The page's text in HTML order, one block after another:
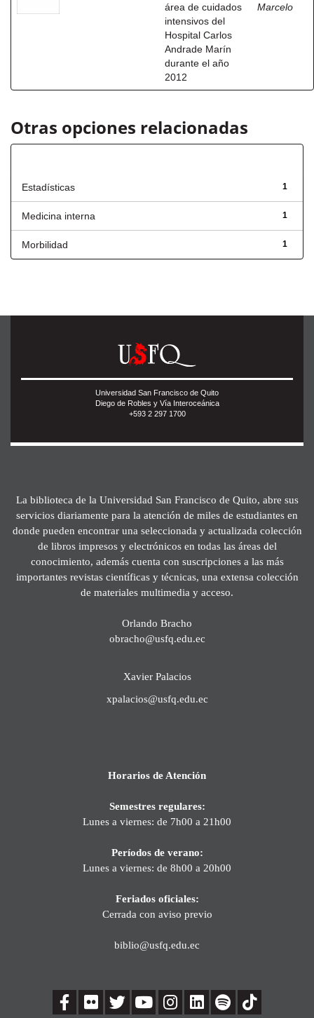
área de cuidados
intensivos del
Hospital Carlos
Andrade Marín
durante el año
2012
Marcelo
Otras opciones relacionadas
1
Estadísticas
1
Medicina interna
1
Morbilidad
Universidad San Francisco de Quito
Diego de Robles y Vía Interoceánica
+593 2 297 1700
La biblioteca de la Universidad San Francisco de Quito, abre sus
servicios diariamente para la atención de miles de estudiantes en
donde pueden encontrar una seleccionada y actualizada colección
de libros impresos y electrónicos en todas las áreas del
conocimiento, además cuenta con suscripciones a las más
importantes revistas científicas y técnicas, una extensa colección
de materiales multimedia y acceso.
Orlando Bracho
obracho@usfq.edu.ec
Xavier Palacios
xpalacios@usfq.edu.ec
Horarios de Atención
Semestres regulares:
Lunes a viernes: de 7h00 a 21h00
Períodos de verano:
Lunes a viernes: de 8h00 a 20h00
Feriados oficiales:
Cerrada con aviso previo
biblio@usfq.edu.ec